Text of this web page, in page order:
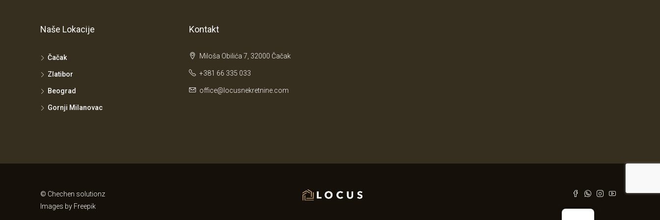
Naše Lokacije
Čačak
Zlatibor
Beograd
Gornji Milanovac
Kontakt
Miloša Obilića 7, 32000 Čačak
+381 66 335 033
office@locusnekretnine.com
© Chechen solutionz
Images by Freepik